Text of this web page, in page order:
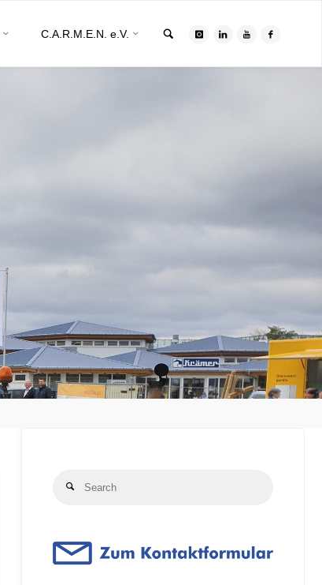
C.A.R.M.E.N. e.V.
Search